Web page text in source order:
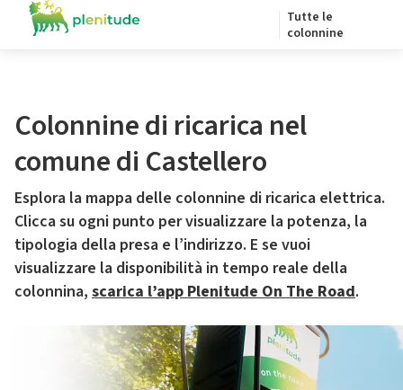
Tutte le
colonnine
Colonnine di ricarica nel
comune di Castellero
Esplora la mappa delle colonnine di ricarica elettrica.
Clicca su ogni punto per visualizzare la potenza, la
tipologia della presa e l’indirizzo. E se vuoi
visualizzare la disponibilità in tempo reale della
colonnina, scarica l’app Plenitude On The Road.